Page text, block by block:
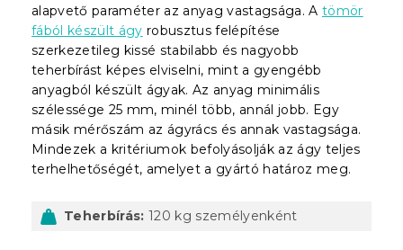
alapvető paraméter az anyag vastagsága. A tömör
fából készült ágy robusztus felépítése
szerkezetileg kissé stabilabb és nagyobb
teherbírást képes elviselni, mint a gyengébb
anyagból készült ágyak. Az anyag minimális
szélessége 25 mm, minél több, annál jobb. Egy
másik mérőszám az ágyrács és annak vastagsága.
Mindezek a kritériumok befolyásolják az ágy teljes
terhelhetőségét, amelyet a gyártó határoz meg.
Teherbírás: 120 kg személyenként